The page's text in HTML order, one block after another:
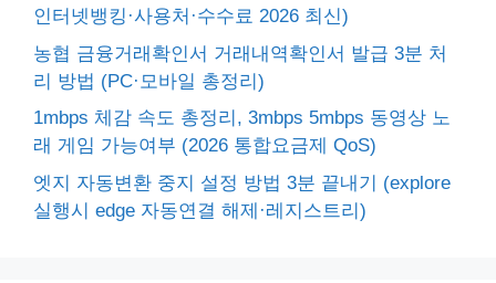
인터넷뱅킹·사용처·수수료 2026 최신)
농협 금융거래확인서 거래내역확인서 발급 3분 처
리 방법 (PC·모바일 총정리)
1mbps 체감 속도 총정리, 3mbps 5mbps 동영상 노
래 게임 가능여부 (2026 통합요금제 QoS)
엣지 자동변환 중지 설정 방법 3분 끝내기 (explore
실행시 edge 자동연결 해제·레지스트리)